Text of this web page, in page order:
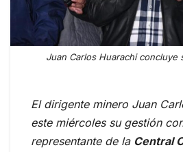
Juan Carlos Huarachi concluye
El dirigente minero Juan
este miércoles su gestión
representante de la Central